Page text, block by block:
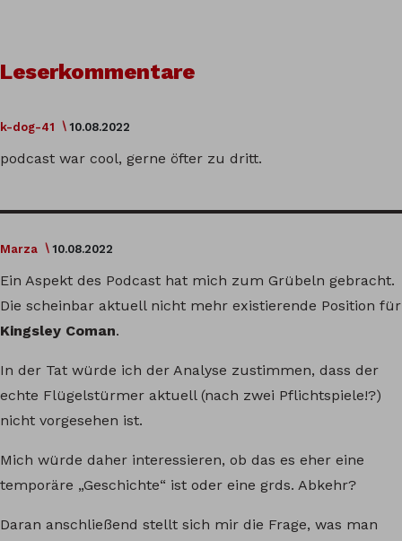
Leserkommentare
k-dog-41 10.08.2022
podcast war cool, gerne öfter zu dritt.
Marza 10.08.2022
Ein Aspekt des Podcast hat mich zum Grübeln gebracht.
Die scheinbar aktuell nicht mehr existierende Position für
Kingsley Coman.
In der Tat würde ich der Analyse zustimmen, dass der
echte Flügelstürmer aktuell (nach zwei Pflichtspiele!?)
nicht vorgesehen ist.
Mich würde daher interessieren, ob das es eher eine
temporäre „Geschichte“ ist oder eine grds. Abkehr?
Daran anschließend stellt sich mir die Frage, was man